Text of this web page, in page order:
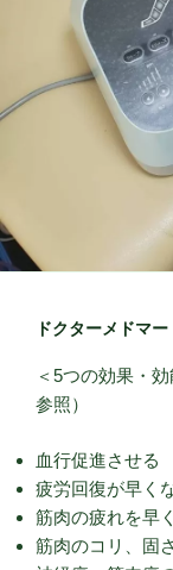
ドクターメドマー
＜5つの効果・
参照）
血行促進させる
疲労回復が早く
筋肉の疲れを早
筋肉のコリ、固